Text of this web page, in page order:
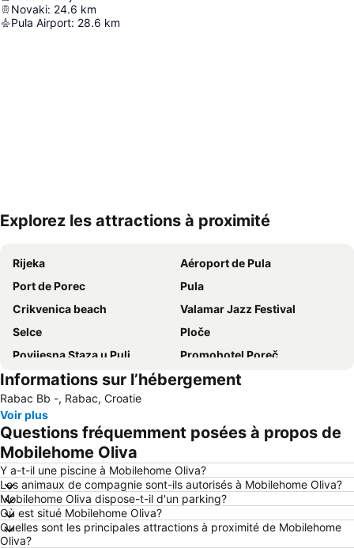
Novaki: 24.6 km
Pula Airport: 28.6 km
Explorez les attractions à proximité
Rijeka
Aéroport de Pula
Port de Porec
Pula
Crikvenica beach
Valamar Jazz Festival
Selce
Ploče
Povijesna Staza u Puli
Promohotel Poreč
Centre Ville de Cres
Icici
Aéroport de Rijeka
Bazeni Kantrida
Camping Krk
Autobusna postaja Rijeka
Stare Miasto
Istra Funtana
Delfin
Maslinica
Promenade François Joseph et front de mer
Hrvatsko Narodno Kazalište Ivana pl Zajca
Marina Punat
Informations sur l’hébergement
Rabac Bb -, Rabac, Croatie
Voir plus
Questions fréquemment posées à propos de
Mobilehome Oliva
Y a-t-il une piscine à Mobilehome Oliva?
Les animaux de compagnie sont-ils autorisés à Mobilehome Oliva?
Mobilehome Oliva dispose-t-il d'un parking?
Où est situé Mobilehome Oliva?
Quelles sont les principales attractions à proximité de Mobilehome
Oliva?